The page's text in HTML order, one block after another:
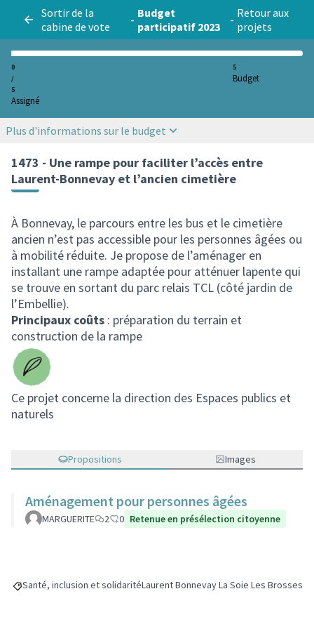
Sortir de la
cabine de vote
- Budget
participatif 2023
- Retour aux
projets
0
/
5
Assigné
5
Budget
Plus d'informations sur le budget
1473 - Une rampe pour faciliter l’accès entre
Laurent-Bonnevay et l’ancien cimetière
À Bonnevay, le parcours entre les bus et le cimetière
ancien n’est pas accessible pour les personnes âgées ou
à mobilité réduite. Je propose de l’aménager en
installant une rampe adaptée pour atténuer lapente qui
se trouve en sortant du parc relais TCL (côté jardin de
l’Embellie).
Principaux coûts : préparation du terrain et
construction de la rampe
Ce projet concerne la direction des Espaces publics et
naturels
Propositions Images
Aménagement pour personnes âgées
MARGUERITE 2 0 Retenue en présélection citoyenne
Filtrer les résultats de la catégorie : Santé, inclusion et solidarité
Santé, inclusion et solidaritéFiltrer les résultats pour le secteur :
Laurent Bonnevay La Soie Les Brosses